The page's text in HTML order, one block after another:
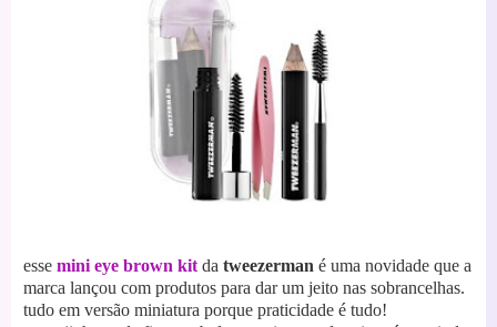
esse mini eye brown kit da tweezerman é uma novidade que a
marca lançou com produtos para dar um jeito nas sobrancelhas.
tudo em versão miniatura porque praticidade é tudo!